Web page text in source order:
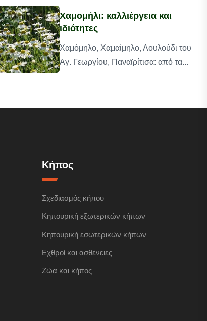
Χαμομήλι: καλλιέργεια και
ιδιότητες
Χαμόμηλο, Χαμαίμηλο, Λουλούδι του
Αγ. Γεωργίου, Παναϊρίτισα: από τα...
Κήπος
Σχεδιασμός κήπου
Κηπουρική εξωτερικών κήπων
Κηπουρική εσωτερικών κήπων
Εχθροί και ασθένειες
Ζώα και κήπος